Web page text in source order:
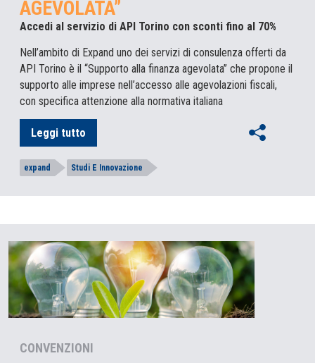
AGEVOLATA”
Accedi al servizio di API Torino con sconti fino al 70%
Nell’ambito di Expand uno dei servizi di consulenza offerti da
API Torino è il “Supporto alla finanza agevolata” che propone il
supporto alle imprese nell’accesso alle agevolazioni fiscali,
con specifica attenzione alla normativa italiana
Leggi tutto
expand Studi E Innovazione
CONVENZIONI